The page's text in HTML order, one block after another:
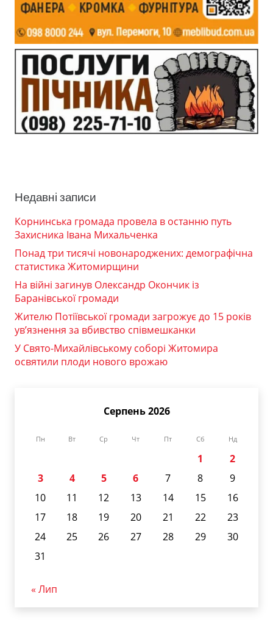
Недавні записи
Корнинська громада провела в останню путь
Захисника Івана Михальченка
Понад три тисячі новонароджених: демографічна
статистика Житомирщини
На війні загинув Олександр Окончик із
Баранівської громади
Жителю Потіївської громади загрожує до 15 років
ув’язнення за вбивство співмешканки
У Свято-Михайлівському соборі Житомира
освятили плоди нового врожаю
Серпень 2026
Пн Вт Ср Чт Пт Сб Нд
1
2
3
4 5 6 7 8
9
10
11 12 13 14 15
16
17
18 19 20 21 22
23
24
25 26 27 28 29
30
31
« Лип